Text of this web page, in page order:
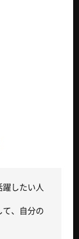
したい人
、自分の